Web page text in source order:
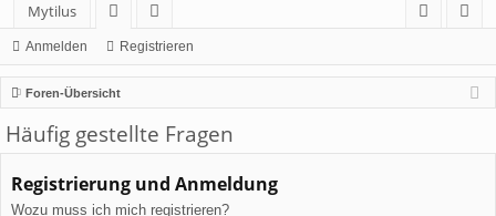
Mytilus
or
en
itg
lie
de
r
m
el
de
ist
rie
re
Anmelden Registrieren
Foren-Übersicht
Häufig gestellte Fragen
Registrierung und Anmeldung
Wozu muss ich mich registrieren?